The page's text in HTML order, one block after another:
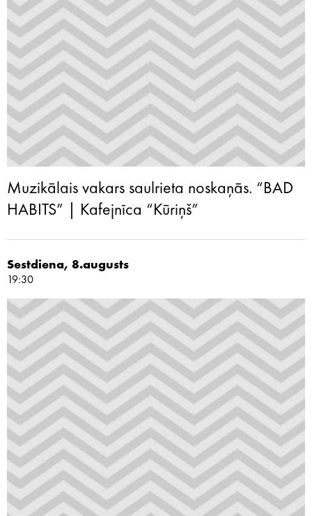
Muzikālais vakars saulrieta noskaņās. “BAD
HABITS” | Kafejnīca “Kūriņš”
Sestdiena, 8.augusts
19:30